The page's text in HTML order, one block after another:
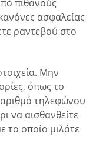
πιθανούς
ασφαλείας
ραντεβού στο
Μην
όπως το
τηλεφώνου
να αισθανθείτε
το οποίο μιλάτε